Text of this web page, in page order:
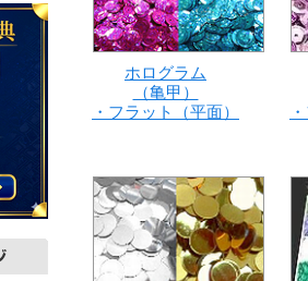
ホログラム
（亀甲）
・フラット（平面）